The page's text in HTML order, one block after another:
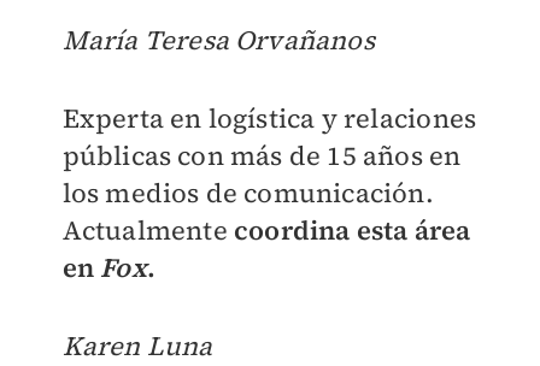
María Teresa Orvañanos
Experta en logística y relaciones
públicas con más de 15 años en
los medios de comunicación.
Actualmente coordina esta área
en Fox.
Karen Luna